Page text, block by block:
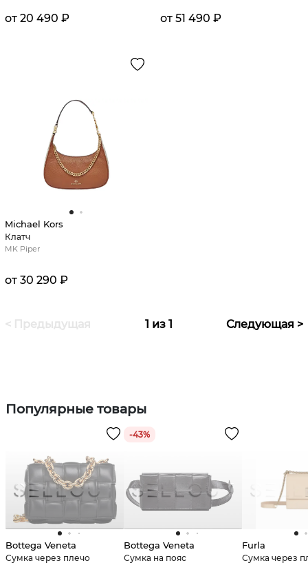
от 20 490 ₽ от 51 490 ₽
Michael Kors
Клатч
MK Piper
от 30 290 ₽
< Предыдущая 1 из 1 Следующая >
Популярные товары
Bottega Veneta
Сумка через плечо
-43%
Bottega Veneta
Сумка на пояс
Furla
Сумка через